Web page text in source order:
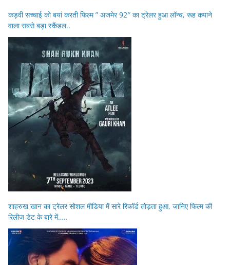
कड़वी सच्चाई को बयां करती फिल्म ” अजमेर 92″ का ट्रेलर हुआ लॉन्च, रूह कपाने
वाला सबसे बड़ा स्कैंडल..
शाहरुख खान का ट्रेलर सोशल मीडिया में सारे रिकॉर्ड तोड़ता हुआ, जानिए फिल्म की
रिलीज डेट के बारे में…..